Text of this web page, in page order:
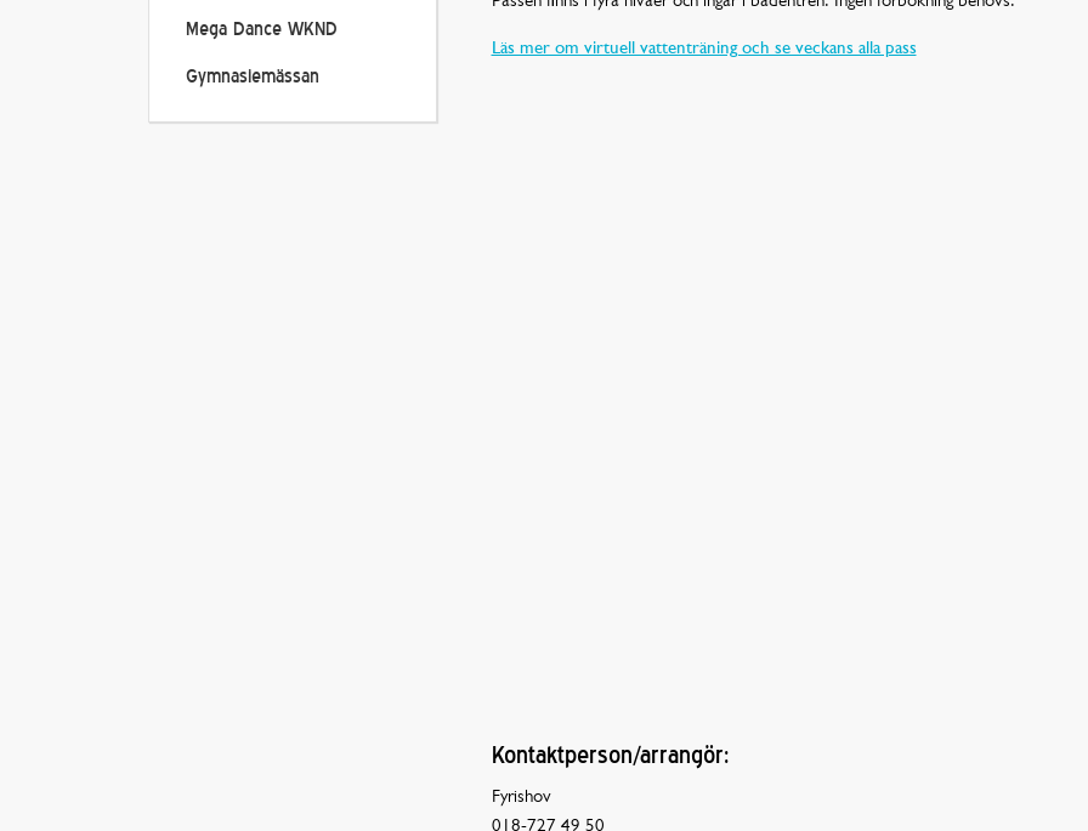
Mega Dance WKND
Gymnasiemässan
Läs mer om virtuell vattenträning och se veckans alla pass
Kontaktperson/arrangör:
Fyrishov
018-727 49 50